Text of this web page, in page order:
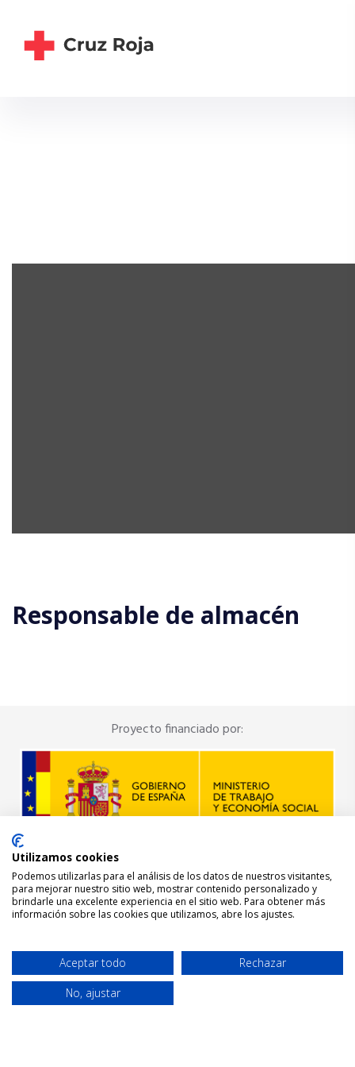
Responsable de almacén
Proyecto financiado por:
Utilizamos cookies
Podemos utilizarlas para el análisis de los datos de nuestros visitantes,
para mejorar nuestro sitio web, mostrar contenido personalizado y
brindarle una excelente experiencia en el sitio web. Para obtener más
información sobre las cookies que utilizamos, abre los ajustes.
Aceptar todo
Rechazar
No, ajustar